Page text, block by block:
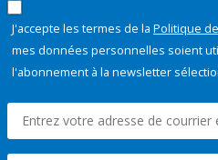
J'accepte les termes de la Politique
mes données personnelles soient
l'abonnement à la newsletter